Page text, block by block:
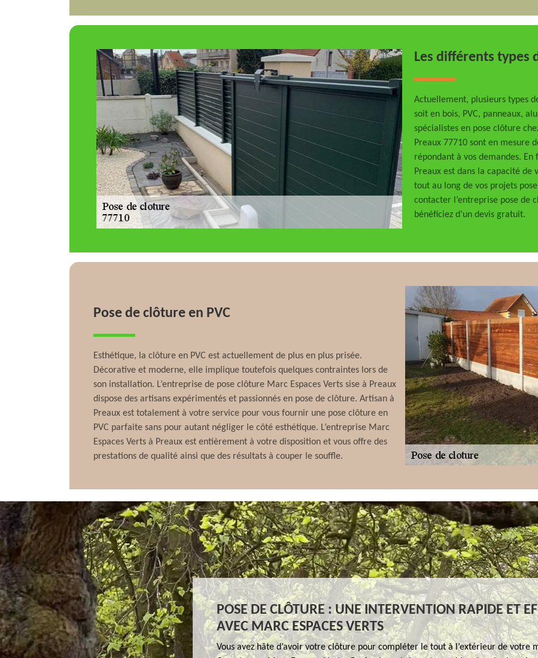
Les différents types
Actuellement, plusieurs types
soit en bois, PVC, panneaux,
spécialistes en pose clôture
Preaux 77710 sont en mesure
répondant à vos demandes.
Preaux est dans la capacité de
tout au long de vos projets
contacter l’entreprise pose de
bénéficiez d’un devis gratuit.
Pose de clôture en PVC
Esthétique, la clôture en PVC est actuellement de plus en plus prisée.
Décorative et moderne, elle implique toutefois quelques contraintes lors de
son installation. L’entreprise de pose clôture Marc Espaces Verts sise à Preaux
dispose des artisans expérimentés et passionnés en pose de clôture. Artisan à
Preaux est totalement à votre service pour vous fournir une pose clôture en
PVC parfaite sans pour autant négliger le côté esthétique. L’entreprise Marc
Espaces Verts à Preaux est entièrement à votre disposition et vous offre des
prestations de qualité ainsi que des résultats à couper le souffle.
POSE DE CLÔTURE : UNE INTERVENTION RAPIDE ET
AVEC MARC ESPACES VERTS
Vous avez hâte d’avoir votre clôture pour compléter le tout à l’extérieur de votre